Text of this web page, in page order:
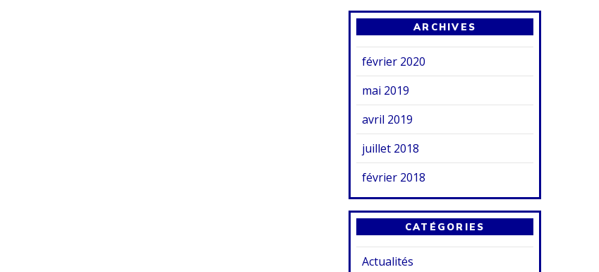
ARCHIVES
février 2020
mai 2019
avril 2019
juillet 2018
février 2018
CATÉGORIES
Actualités